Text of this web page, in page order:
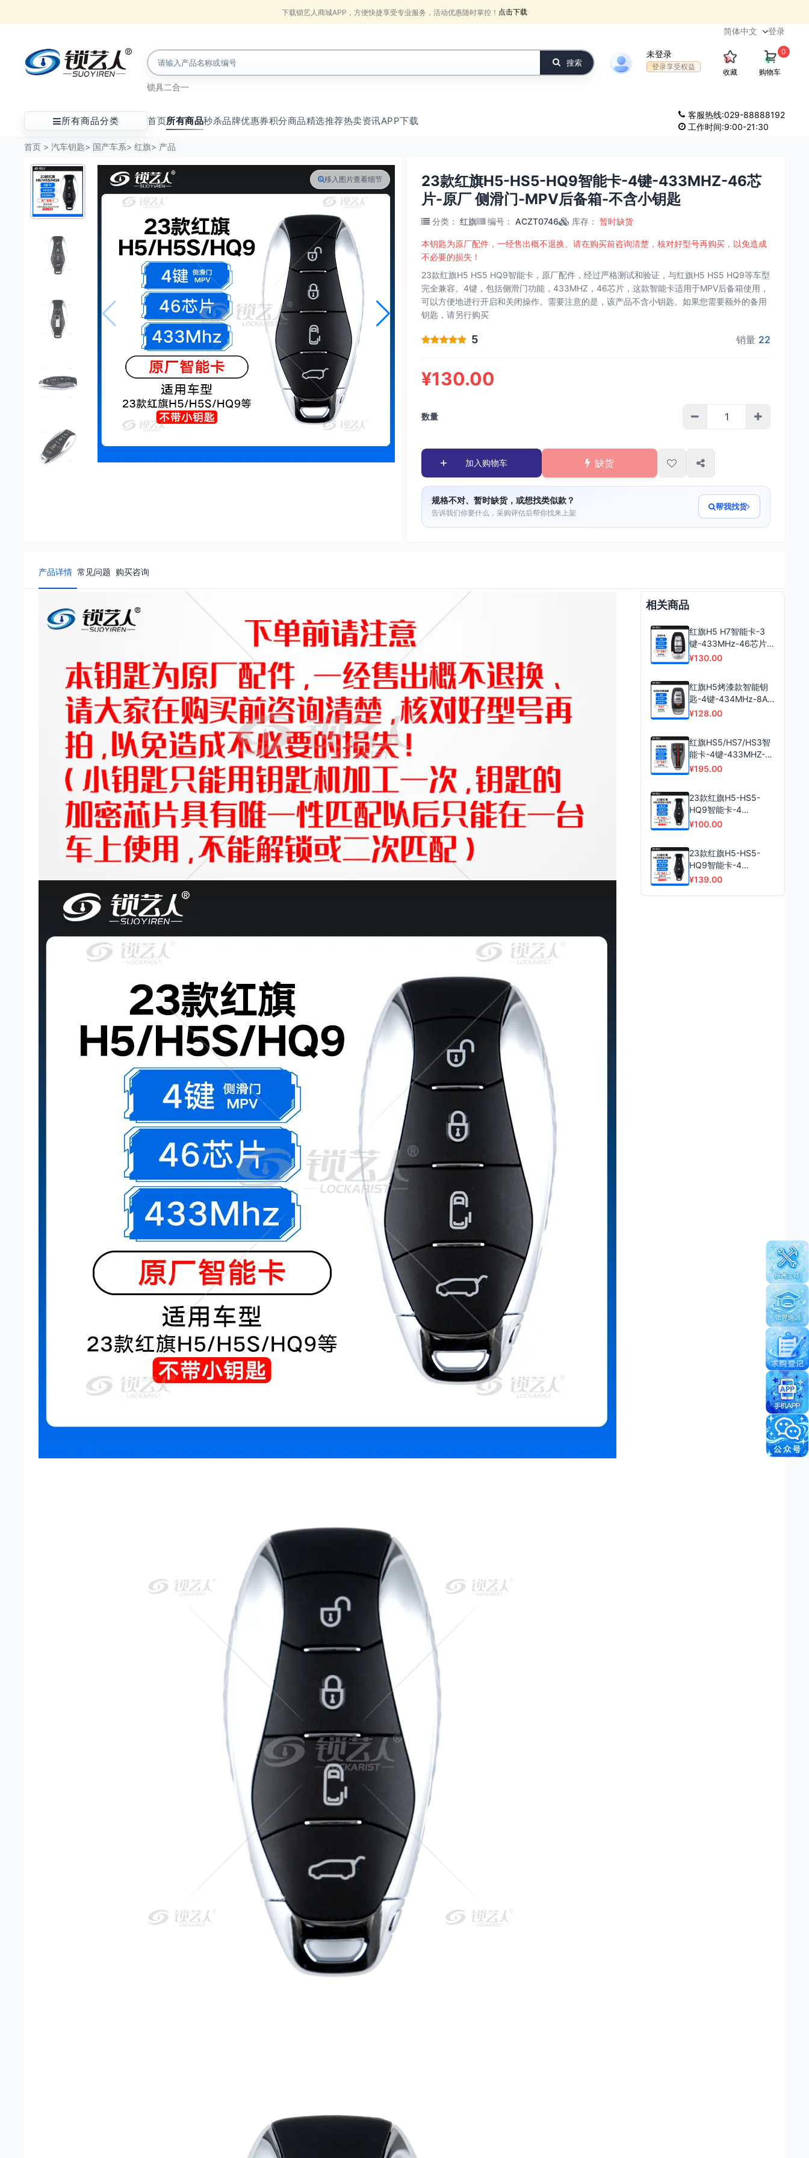
下载锁艺人商城APP，方便快捷享受专业服务，活动优惠随时掌控！ 点击下载
登录
搜索
锁具二合一
未登录
登录享受权益
收藏 购物车
0
所有商品分类 首页所有商品秒杀品牌优惠券积分商品精选推荐热卖资讯APP下载
客服热线:029-88888192
工作时间:9:00-21:30
首页 > 汽车钥匙> 国产车系> 红旗> 产品
移入图片查看细节
23款红旗H5-HS5-HQ9智能卡-4键-433MHZ-46芯
片-原厂 侧滑门-MPV后备箱-不含小钥匙
分类 ： 红旗 编号 ： ACZT0746 库存 ： 暂时缺货
本钥匙为原厂配件，一经售出概不退换、请在购买前咨询清楚，核对好型号再购买，以免造成
不必要的损失！
23款红旗H5 HS5 HQ9智能卡，原厂配件，经过严格测试和验证，与红旗H5 HS5 HQ9等车型
完全兼容。4键，包括侧滑门功能，433MHZ，46芯片，这款智能卡适用于MPV后备箱使用，
可以方便地进行开启和关闭操作。需要注意的是，该产品不含小钥匙。如果您需要额外的备用
钥匙，请另行购买
5 销量 22
¥130.00
数量
加入购物车 缺货
规格不对、暂时缺货，或想找类似款？
告诉我们你要什么，采购评估后帮你找来上架
帮我找货
产品详情 常见问题 购买咨询
相关商品
红旗H5 H7智能卡-3
键-433MHz-46芯片-
原厂
¥130.00
红旗H5烤漆款智能钥
匙-4键-434MHz-8A
芯片
¥128.00
红旗HS5/HS7/HS3智
能卡-4键-433MHZ-
46芯片-带喇叭键-原厂
¥195.00
23款红旗H5-HS5-
HQ9智能卡-4
键-433MHZ-46芯片-
¥100.00
23款红旗H5-HS5-
HQ9智能卡-4
键-433MHZ-46芯片-
¥139.00